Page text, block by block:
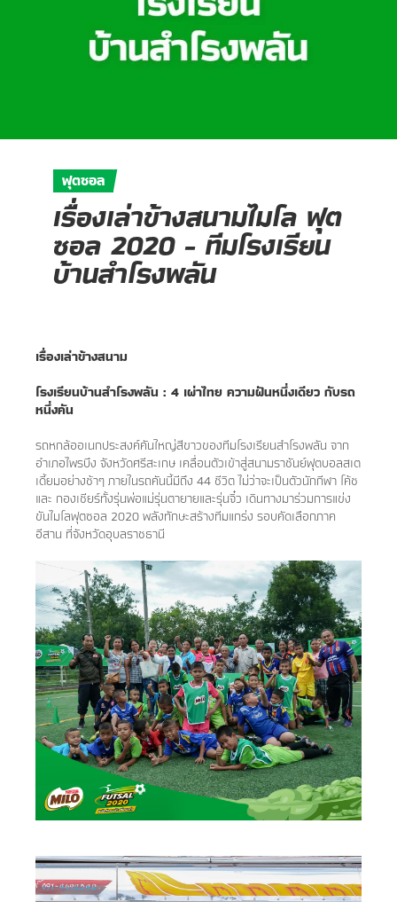
ฟุตซอล
เรื่องเล่าข้างสนามไมโล ฟุต
ซอล 2020 - ทีมโรงเรียน
บ้านสำโรงพลัน
เรื่องเล่าข้างสนาม
โรงเรียนบ้านสำโรงพลัน : 4 เผ่าไทย ความฝันหนึ่งเดียว กับรถ
หนึ่งคัน
รถหกล้ออเนกประสงค์คันใหญ่สีขาวของทีมโรงเรียนสำโรงพลัน จาก
อำเภอไพรบึง จังหวัดศรีสะเกษ เคลื่อนตัวเข้าสู่สนามราชันย์ฟุตบอลสเต
เดี้ยมอย่างช้าๆ ภายในรถคันนี้มีถึง 44 ชีวิต ไม่ว่าจะเป็นตัวนักกีฬา โค้ช
และ กองเชียร์ทั้งรุ่นพ่อแม่รุ่นตายายและรุ่นจิ๋ว เดินทางมาร่วมการแข่ง
ขันไมโลฟุตซอล 2020 พลังทักษะสร้างทีมแกร่ง รอบคัดเลือกภาค
อีสาน ที่จังหวัดอุบลราชธานี